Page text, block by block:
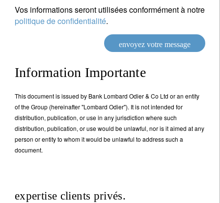
Vos informations seront utilisées conformément à notre
politique de confidentialité.
envoyez votre message
Information Importante
This document is issued by Bank Lombard Odier & Co Ltd or an entity
of the Group (hereinafter "Lombard Odier"). It is not intended for
distribution, publication, or use in any jurisdiction where such
distribution, publication, or use would be unlawful, nor is it aimed at any
person or entity to whom it would be unlawful to address such a
document.
expertise clients privés.